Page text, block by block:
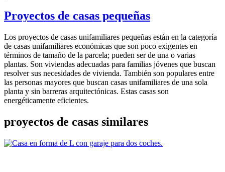
Proyectos de casas pequeñas
Los proyectos de casas unifamiliares pequeñas están en la categoría
de casas unifamiliares económicas que son poco exigentes en
términos de tamaño de la parcela; pueden ser de una o varias
plantas. Son viviendas adecuadas para familias jóvenes que buscan
resolver sus necesidades de vivienda. También son populares entre
las personas mayores que buscan casas unifamiliares de una sola
planta y sin barreras arquitectónicas. Estas casas son
energéticamente eficientes.
proyectos de casas similares